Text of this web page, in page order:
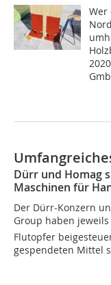
Wer
Dürr und Homag
Maschinen für
Der Dürr-Konzern
Group haben jeweils
Flutopfer
gespendeten Mittel